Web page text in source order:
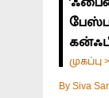
முகப்பு >
By Siva